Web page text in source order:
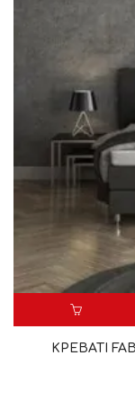
ΚΡΕΒΑΤΙ